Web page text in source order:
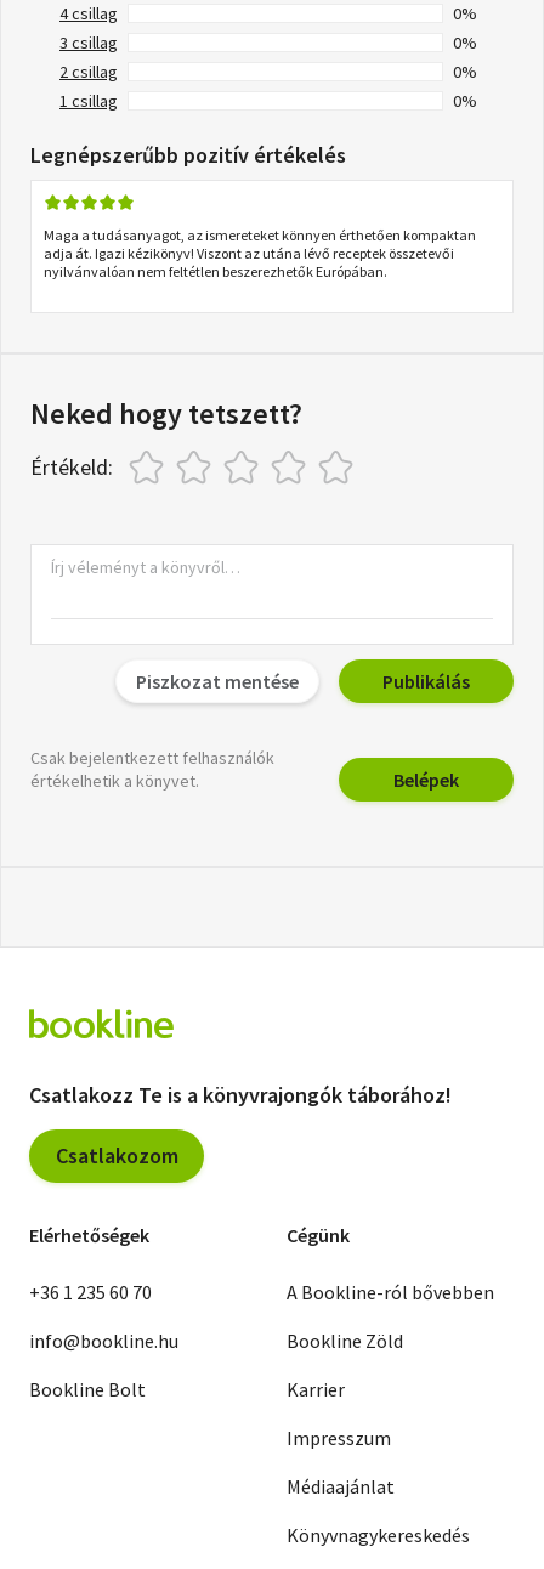
4 csillag
0%
3 csillag
0%
2 csillag
0%
1 csillag
0%
Legnépszerűbb pozitív értékelés
Maga a tudásanyagot, az ismereteket könnyen érthetően kompaktan
adja át. Igazi kézikönyv! Viszont az utána lévő receptek összetevői
nyilvánvalóan nem feltétlen beszerezhetők Európában.
Neked hogy tetszett?
Értékeld:
Piszkozat mentése Publikálás
Csak bejelentkezett felhasználók
értékelhetik a könyvet.
Belépek
Csatlakozz Te is a könyvrajongók táborához!
Csatlakozom
Elérhetőségek
+36 1 235 60 70
info@bookline.hu
Bookline Bolt
Cégünk
A Bookline-ról bővebben
Bookline Zöld
Karrier
Impresszum
Médiaajánlat
Könyvnagykereskedés